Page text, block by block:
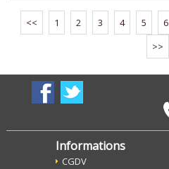
<< 1 2 3 4 5 6
>>
Informations
CGDV